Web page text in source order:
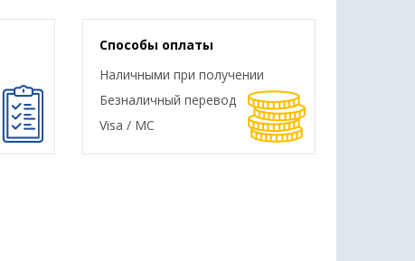
Способы оплаты
Наличными при получении
Безналичный перевод
Visa / MC